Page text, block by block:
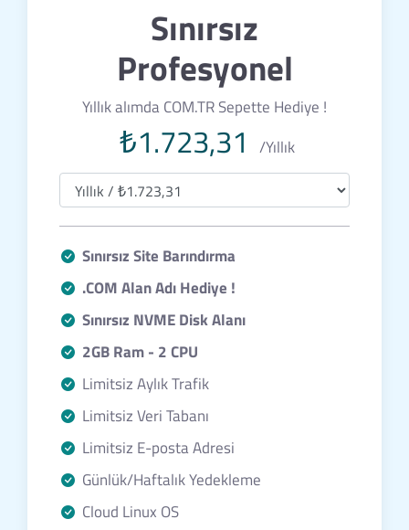
Sınırsız
Profesyonel
Yıllık alımda COM.TR Sepette Hediye !
₺1.723,31 /Yıllık
Sınırsız Site Barındırma
.COM Alan Adı Hediye !
Sınırsız NVME Disk Alanı
2GB Ram - 2 CPU
Limitsiz Aylık Trafik
Limitsiz Veri Tabanı
Limitsiz E-posta Adresi
Günlük/Haftalık Yedekleme
Cloud Linux OS